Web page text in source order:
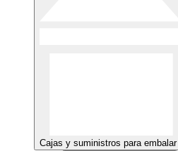
Cajas y suministros para embalar